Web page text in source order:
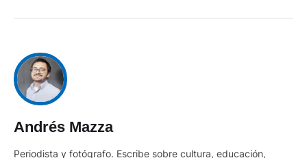
Andrés Mazza
Periodista y fotógrafo. Escribe sobre cultura, educación,